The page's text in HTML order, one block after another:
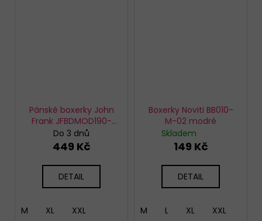
Pánské boxerky John
Frank JFBDMOD190-
MR.DOG
Do 3 dnů
449 Kč
DETAIL
M XL XXL
Boxerky Noviti BB010-
M-02 modré
Skladem
149 Kč
DETAIL
M L XL XXL